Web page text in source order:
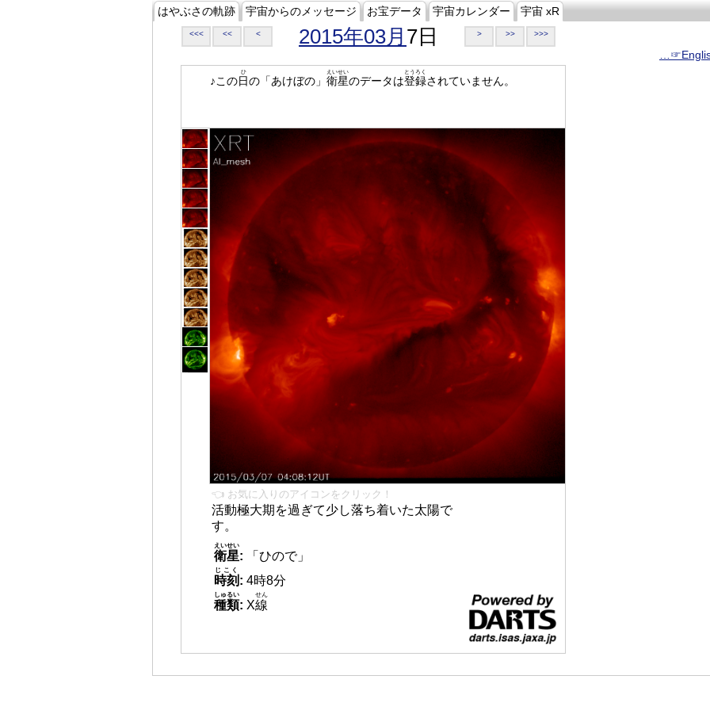
はやぶさの軌跡 宇宙からのメッセージ お宝データ 宇宙カレンダー 宇宙 xR
<<< << < 2015年03月 7日 > >> >>>
♪この日
ひ
の「あけぼの」 衛星
えいせい
のデータは登録
とうろく
されていません。
👈 お気に入りのアイコンをクリック！
活動極大期を過ぎて少し落ち着いた太陽で
す。
衛星
えいせい
:
「ひので」
時刻
じこく
: 4時8分
種類
しゅるい
: X線
せん